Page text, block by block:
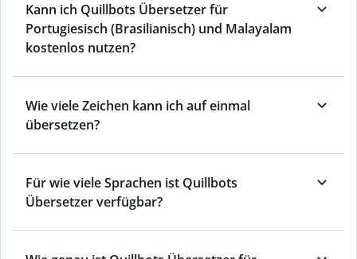
Kann ich Quillbots Übersetzer für
Portugiesisch (Brasilianisch) und Malayalam
kostenlos nutzen?
Wie viele Zeichen kann ich auf einmal
übersetzen?
Für wie viele Sprachen ist Quillbots
Übersetzer verfügbar?